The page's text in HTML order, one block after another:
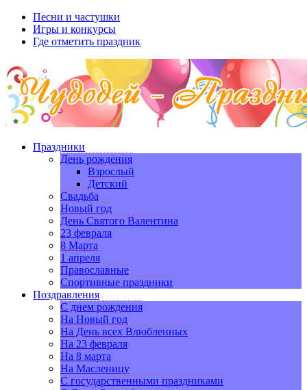
Песни и частушки
Игры и конкурсы
Где отметить праздник
Праздники
День рождения
Взрослый
Детский
Свадьба
Новый год
День Святого Валентина
23 февраля
8 Марта
1 апреля
Православные
Спортивные праздники
Поздравления
С днем рождения
На Новый год
На День всех Влюбленных
На 23 февраля
На 8 марта
На Масленицу
С государственными праздниками